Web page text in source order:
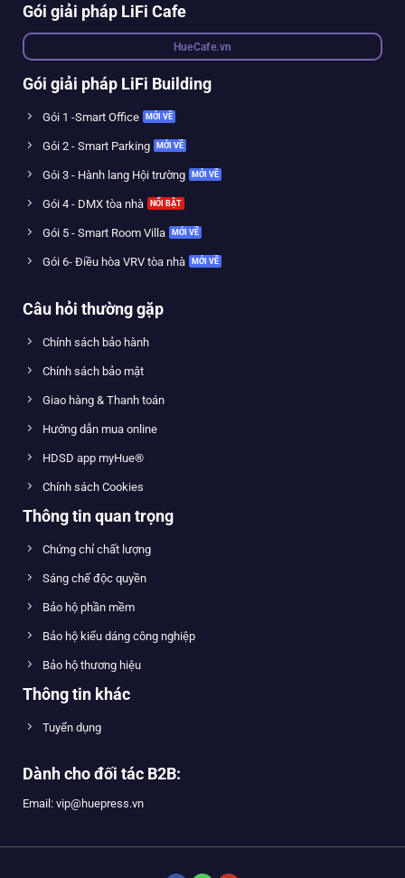
Gói giải pháp LiFi Cafe
HueCafe.vn
Gói giải pháp LiFi Building
Gói 1 -Smart Office
Gói 2 - Smart Parking
Gói 3 - Hành lang Hội trường
Gói 4 - DMX tòa nhà
Gói 5 - Smart Room Villa
Gói 6- Điều hòa VRV tòa nhà
Câu hỏi thường gặp
Chính sách bảo hành
Chính sách bảo mật
Giao hàng & Thanh toán
Hướng dẫn mua online
HDSD app myHue®
Chính sách Cookies
Thông tin quan trọng
Chứng chỉ chất lượng
Sáng chế độc quyền
Bảo hộ phần mềm
Bảo hộ kiểu dáng công nghiệp
Bảo hộ thương hiệu
Thông tin khác
Tuyển dụng
Dành cho đối tác B2B:
Email: vip@huepress.vn